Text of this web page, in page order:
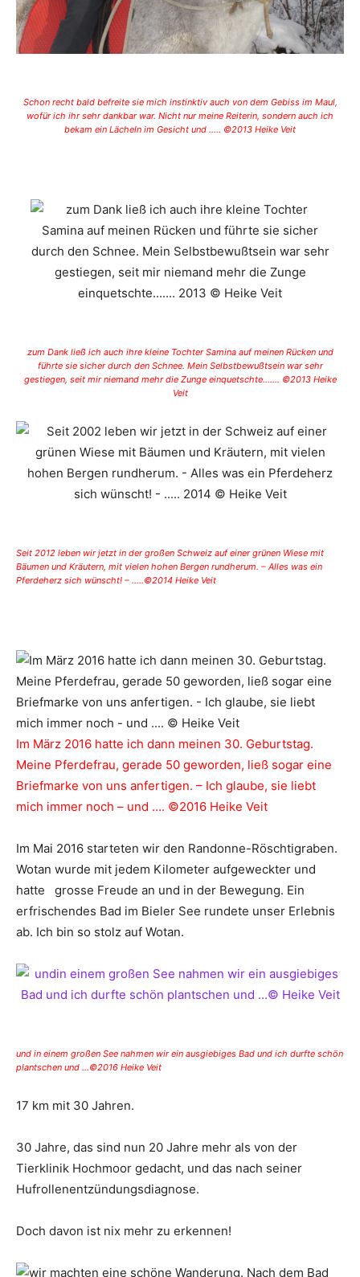
Schon recht bald befreite sie mich instinktiv auch von dem Gebiss im Maul,
wofür ich ihr sehr dankbar war. Nicht nur meine Reiterin, sondern auch ich
bekam ein Lächeln im Gesicht und ….. ©2013 Heike Veit
zum Dank ließ ich auch ihre kleine Tochter Samina auf meinen Rücken und
führte sie sicher durch den Schnee. Mein Selbstbewußtsein war sehr
gestiegen, seit mir niemand mehr die Zunge einquetschte……. ©2013 Heike
Veit
Seit 2012 leben wir jetzt in der großen Schweiz auf einer grünen Wiese mit
Bäumen und Kräutern, mit vielen hohen Bergen rundherum. – Alles was ein
Pferdeherz sich wünscht! – …..©2014 Heike Veit
Im März 2016 hatte ich dann meinen 30. Geburtstag.
Meine Pferdefrau, gerade 50 geworden, ließ sogar eine
Briefmarke von uns anfertigen. – Ich glaube, sie liebt
mich immer noch – und …. ©2016 Heike Veit
Im Mai 2016 starteten wir den Randonne-Röschtigraben.
Wotan wurde mit jedem Kilometer aufgeweckter und
hatte grosse Freude an und in der Bewegung. Ein
erfrischendes Bad im Bieler See rundete unser Erlebnis
ab. Ich bin so stolz auf Wotan.
und in einem großen See nahmen wir ein ausgiebiges Bad und ich durfte schön
plantschen und …©2016 Heike Veit
17 km mit 30 Jahren.
30 Jahre, das sind nun 20 Jahre mehr als von der
Tierklinik Hochmoor gedacht, und das nach seiner
Hufrollenentzündungsdiagnose.
Doch davon ist nix mehr zu erkennen!